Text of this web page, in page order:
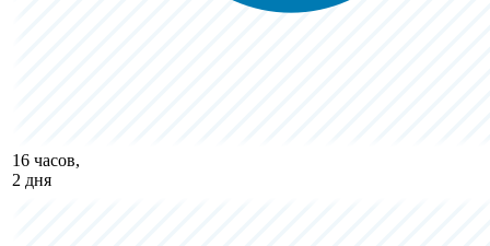
16 часов,
2 дня